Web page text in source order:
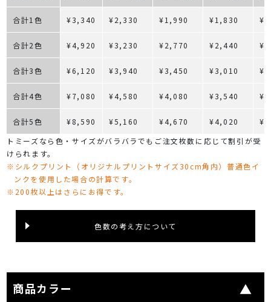
合計1色 ¥3,340 ¥2,330 ¥1,990 ¥1,830
合計2色 ¥4,920 ¥3,230 ¥2,770 ¥2,440
合計3色 ¥6,120 ¥3,940 ¥3,450 ¥3,010
合計4色 ¥7,080 ¥4,580 ¥4,080 ¥3,540
合計5色 ¥8,590 ¥5,160 ¥4,670 ¥4,020
トミーズなら色・サイズがバラバラでもご注文枚数に応じて割引が受
けられます。
※シルクプリント（オリジナルプリントサイズ30cm角内）普通色イ
ンクを使用した場合の計算です。
※200枚以上はさらにお得です。
色数の考え方について
商品カラー